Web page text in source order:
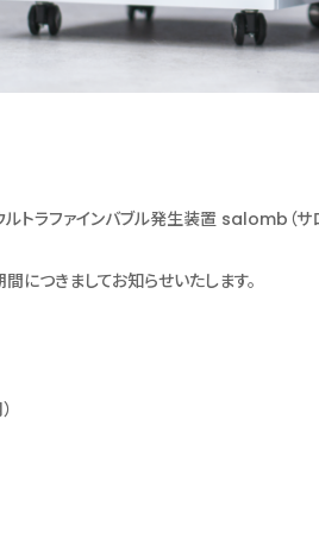
トラファインバブル発生装置 salomb（サ
につきましてお知らせいたします。